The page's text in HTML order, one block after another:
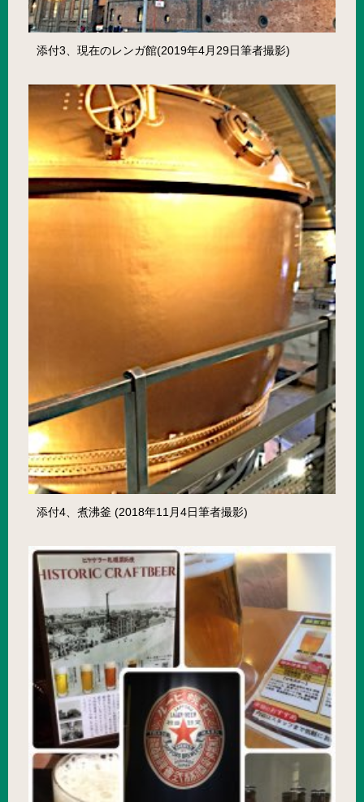
添付3、現在のレンガ館(2019年4月29日筆者撮影)
添付4、煮沸釜 (2018年11月4日筆者撮影)